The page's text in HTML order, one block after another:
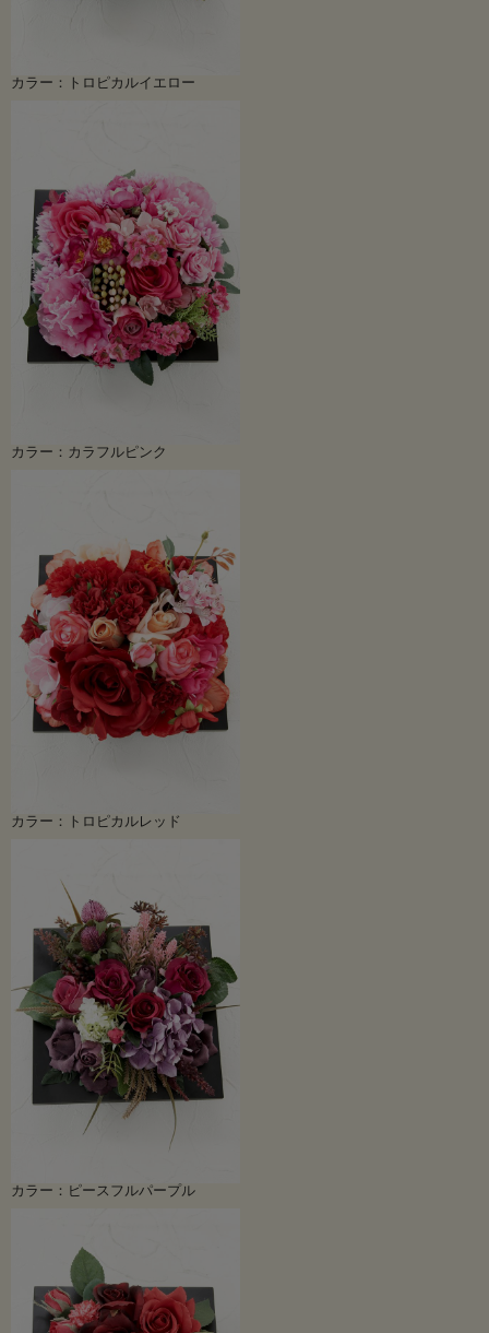
カラー：トロピカルイエロー
カラー：カラフルピンク
カラー：トロピカルレッド
カラー：ピースフルパープル